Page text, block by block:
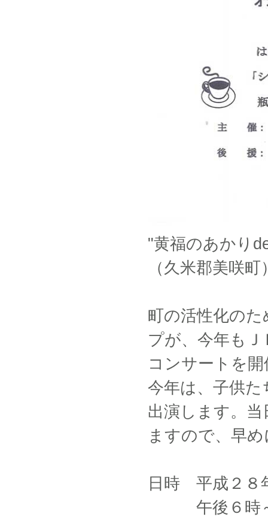
"黄福のあかり
（久米郡美咲町
町の活性化の
プが、今年も
コンサートを
今年は、子供
出演します。
ますので、早
日時 平成２８
午後６時～